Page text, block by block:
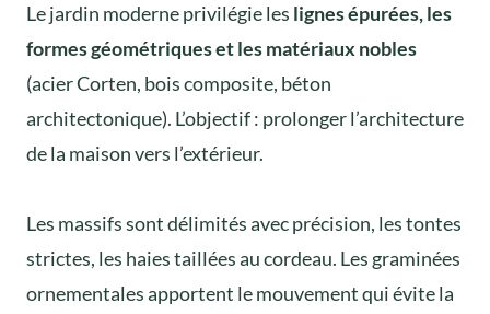
Le jardin moderne privilégie les lignes épurées, les
formes géométriques et les matériaux nobles
(acier Corten, bois composite, béton
architectonique). L’objectif : prolonger l’architecture
de la maison vers l’extérieur.
Les massifs sont délimités avec précision, les tontes
strictes, les haies taillées au cordeau. Les graminées
ornementales apportent le mouvement qui évite la